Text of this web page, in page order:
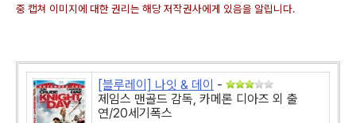
중 캡쳐 이미지에 대한 권리는 해당 저작권사에게 있음을 알립니다.
[블루레이] 나잇 & 데이 -
제임스 맨골드 감독, 카메론 디아즈 외 출
연/20세기폭스